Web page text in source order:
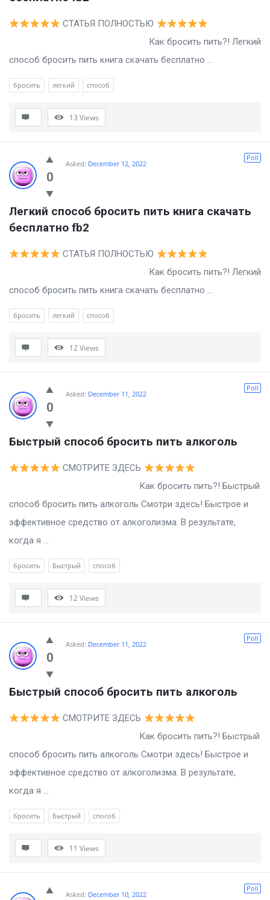
СТАТЬЯ ПОЛНОСТЬЮ
Как бросить пить?! Легкий
способ бросить пить книга скачать бесплатно ...
бросить легкий способ
13 Views
0
Poll
Asked: December 12, 2022
Легкий способ бросить пить книга скачать
бесплатно fb2
СТАТЬЯ ПОЛНОСТЬЮ
Как бросить пить?! Легкий
способ бросить пить книга скачать бесплатно ...
бросить легкий способ
12Views
0
Poll
Asked: December 11, 2022
Быстрый способ бросить пить алкоголь
СМОТРИТЕ ЗДЕСЬ
Как бросить пить?! Быстрый
способ бросить пить алкоголь Смотри здесь! Быстрое и
эффективное средство от алкоголизма. В результате,
когда я ...
бросить Быстрый способ
12Views
0
Poll
Asked: December 11, 2022
Быстрый способ бросить пить алкоголь
СМОТРИТЕ ЗДЕСЬ
Как бросить пить?! Быстрый
способ бросить пить алкоголь Смотри здесь! Быстрое и
эффективное средство от алкоголизма. В результате,
когда я ...
бросить Быстрый способ
11 Views
Poll
Asked: December 10, 2022